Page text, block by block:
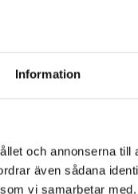
Information
och annonserna
även sådana
vi samarbetar